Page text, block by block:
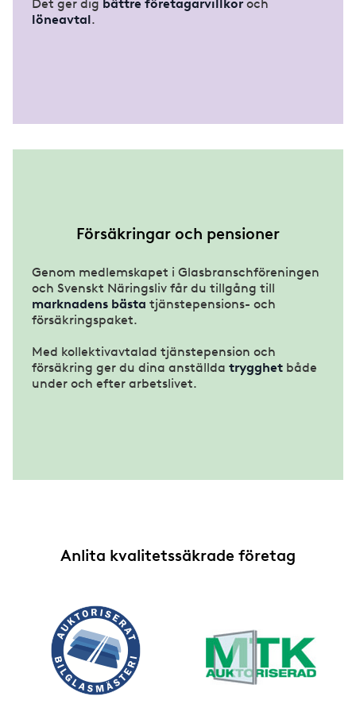
Det ger dig bättre företagarvillkor och
löneavtal.
Försäkringar och pensioner
Genom medlemskapet i Glasbranschföreningen
och Svenskt Näringsliv får du tillgång till
marknadens bästa tjänstepensions- och
försäkringspaket.
Med kollektivavtalad tjänstepension och
försäkring ger du dina anställda trygghet både
under och efter arbetslivet.
Anlita kvalitetssäkrade företag